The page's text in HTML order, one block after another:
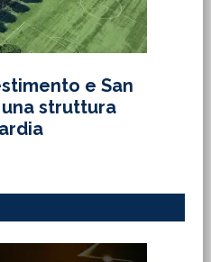
e San
struttura